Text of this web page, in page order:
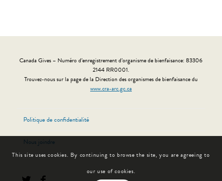
Canada Gives – Numéro d’enregistrement d’organisme de bienfaisance: 83306
2144 RR0001.
Trouvez-nous sur la page de la Direction des organismes de bienfaisance du
www.cra-arc.gc.ca
Politique de confidentialité
Nous joindre
This site uses cookies. By continuing to browse the site, you are agreeing to
our use of cookies.